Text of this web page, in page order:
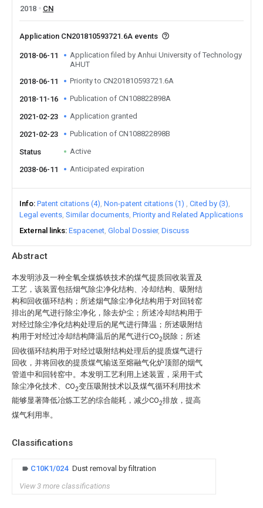
Abstract
本发明涉及一种全氧全煤炼铁技术的煤气提质回收装置及
工艺，该装置包括烟气除尘净化结构、冷却结构、吸附结
构和回收循环结构；所述烟气除尘净化结构用于对回转窑
排出的尾气进行除尘净化，除去炉尘；所述冷却结构用于
对经过除尘净化结构处理后的尾气进行降温；所述吸附结
构用于对经过冷却结构降温后的尾气进行CO2脱除；所述
回收循环结构用于对经过吸附结构处理后的提质煤气进行
回收，并将回收的提质煤气输送至熔融气化炉顶部的烟气
管道中和回转窑中。本发明工艺利用上述装置，采用干式
除尘净化技术、CO2变压吸附技术以及煤气循环利用技术
能够显著降低冶炼工艺的综合能耗，减少CO2排放，提高
煤气利用率。
Classifications
C10K1/024 Dust removal by filtration
View 3 more classifications
2018
CN
Application CN201810593721.6A events
2018-06-11
Application filed by Anhui University of Technology
AHUT
2018-06-11
Priority to CN201810593721.6A
2018-11-16 Publication of CN108822898A
2021-02-23 Application granted
2021-02-23 Publication of CN108822898B
Status Active
2038-06-11 Anticipated expiration
Info Patent citations (4) Non-patent citations (1)
Cited by (3)
Legal events Similar documents Priority and Related Applications
External links Espacenet Global Dossier Discuss